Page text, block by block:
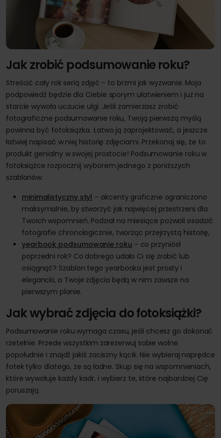
Jak zrobić podsumowanie roku?
Streścić cały rok serią zdjęć – to brzmi jak wyzwanie. Moja
podpowiedź będzie dla Ciebie sporym ułatwieniem i już na
starcie wywoła uczucie ulgi. Jeśli zamierzasz zrobić
fotograficzne podsumowanie roku, Twoją pierwszą myślą
powinna być fotoksiążka. Łatwo ją zaprojektować, a jeszcze
łatwiej napisać w niej historię zdjęciami. Przekonaj się, że to
produkt genialny w swojej prostocie! Podsumowanie roku w
fotoksiążce rozpocznij wyborem jednego z poniższych
szablonów:
minimalistyczny styl – akcenty graficzne ograniczono
maksymalnie, by stworzyć jak najwięcej przestrzeni dla
Twoich wspomnień. Podział na miesiące pozwoli osadzić
fotografie chronologicznie, tworząc przejrzystą historię,
yearbook podsumowanie roku – co przyniósł
poprzedni rok? Co dobrego udało Ci się zrobić lub
osiągnąć? Szablon tego yearbooka jest prosty i
elegancki, a Twoje zdjęcia będą w nim zawsze na
pierwszym planie.
Jak wybrać zdjęcia do fotoksiążki?
Podsumowanie roku wymaga czasu, jeśli chcesz go dokonać
rzetelnie. Przede wszystkim zarezerwuj sobie wolne
popołudnie i znajdź jakiś zaciszny kącik. Nie wybieraj naprędce
fotek tylko dlatego, że są ładne. Skup się na wspomnieniach,
które wywołuje każdy kadr, i wybierz te, które najbardziej Cię
poruszają.